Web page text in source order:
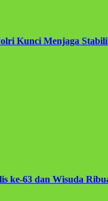
Kunci Menjaga
ke-63 dan Wisuda